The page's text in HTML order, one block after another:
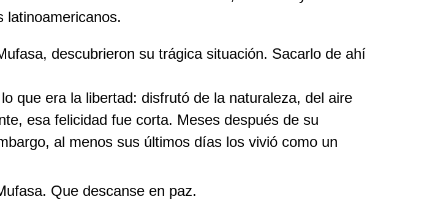
latinoamericanos.
descubrieron su trágica situación. Sacarlo de ahí
que era la libertad: disfrutó de la naturaleza, del aire
esa felicidad fue corta. Meses después de su
al menos sus últimos días los vivió como un
Que descanse en paz.